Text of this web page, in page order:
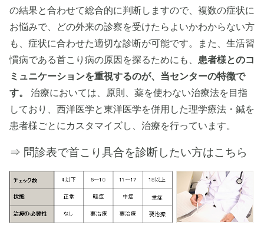
の結果と合わせて総合的に判断しますので、複数の症状に
お悩みで、どの外来の診察を受けたらよいかわからない方
も、症状に合わせた適切な診断が可能です。また、生活習
慣病である首こり病の原因を探るためにも、 患者様とのコ
ミュニケーションを重視するのが、当センターの特徴で
す。
治療においては、原則、薬を使わない治療法を目指
しており、西洋医学と東洋医学を併用した理学療法・鍼を
患者様ごとにカスタマイズし、治療を行っています。
⇒ 問診表で首こり具合を診断したい方はこちら